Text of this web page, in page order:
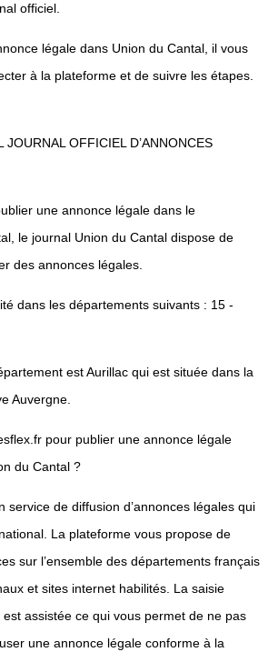
officiel.
légale dans Union du Cantal, il vous
à la plateforme et de suivre les étapes.
JOURNAL OFFICIEL D’ANNONCES
une annonce légale dans le
le journal Union du Cantal dispose de
des annonces légales.
dans les départements suivants : 15 -
est Aurillac qui est située dans la
Auvergne.
pour publier une annonce légale
du Cantal ?
service de diffusion d’annonces légales qui
La plateforme vous propose de
sur l’ensemble des départements français
et sites internet habilités. La saisie
est assistée ce qui vous permet de ne pas
une annonce légale conforme à la